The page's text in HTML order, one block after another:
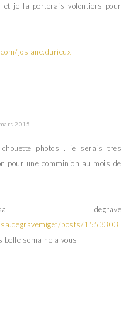
et je la porterais volontiers pour
josiane.durieux
2015
photos . je serais tres
pour une comminion au mois de
degrave
posts/1553303
belle semaine a vous